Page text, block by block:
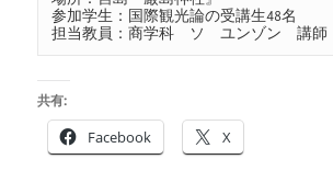
参加学生：国際観光論の受講生48名
担当教員：商学科　ソ　ユンゾン　講師
共有:
Facebook X